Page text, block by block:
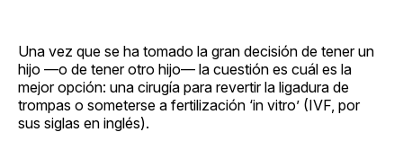
Una vez que se ha tomado la gran decisión de tener un
hijo —o de tener otro hijo— la cuestión es cuál es la
mejor opción: una cirugía para revertir la ligadura de
trompas o someterse a fertilización ‘in vitro’ (IVF, por
sus siglas en inglés).